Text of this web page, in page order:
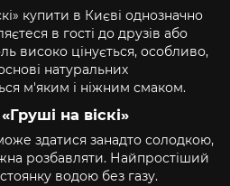
купити в Києві однозначно
в гості до друзів або
високо цінується, особливо,
натуральних
м'яким і ніжним смаком.
на віскі»
здатися занадто солодкою,
розбавляти. Найпростіший
водою без газу.